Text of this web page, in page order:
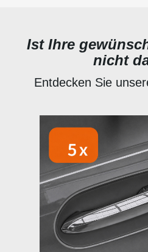
Ist Ihre
nicht
Entdecken Sie